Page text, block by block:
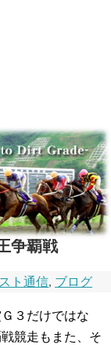
争覇戦
ト通信, ブログ
３だけではな
競走もまた、そ